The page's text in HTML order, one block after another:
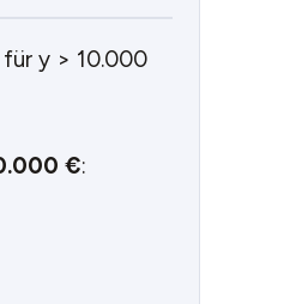
y > 10.000
€: